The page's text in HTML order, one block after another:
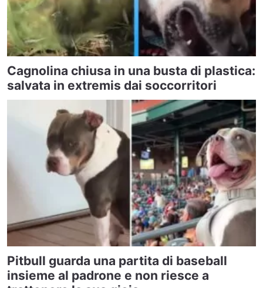
Cagnolina chiusa in una busta di plastica:
salvata in extremis dai soccorritori
Pitbull guarda una partita di baseball
insieme al padrone e non riesce a